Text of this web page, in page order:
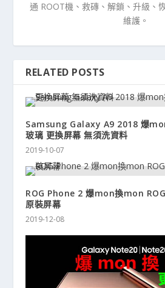
通 ROOT機、救磚、解鎖、升級、
維護。
RELATED POSTS
Samsung Galaxy A9 2018 爆
玻璃 更換屏幕 無須洗資料
2019-10-07
ROG Phone 2 爆mon換mon
原裝屏幕
2019-12-08